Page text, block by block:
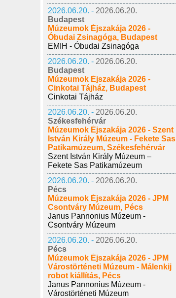
2026.06.20. - 2026.06.20.
Budapest
Múzeumok Éjszakája 2026 -
Óbudai Zsinagóga, Budapest
EMIH - Óbudai Zsinagóga
2026.06.20. - 2026.06.20.
Budapest
Múzeumok Éjszakája 2026 -
Cinkotai Tájház, Budapest
Cinkotai Tájház
2026.06.20. - 2026.06.20.
Székesfehérvár
Múzeumok Éjszakája 2026 - Szent
István Király Múzeum - Fekete Sas
Patikamúzeum, Székesfehérvár
Szent István Király Múzeum –
Fekete Sas Patikamúzeum
2026.06.20. - 2026.06.20.
Pécs
Múzeumok Éjszakája 2026 - JPM
Csontváry Múzeum, Pécs
Janus Pannonius Múzeum -
Csontváry Múzeum
2026.06.20. - 2026.06.20.
Pécs
Múzeumok Éjszakája 2026 - JPM
Várostörténeti Múzeum - Málenkij
robot kiállítás, Pécs
Janus Pannonius Múzeum -
Várostörténeti Múzeum